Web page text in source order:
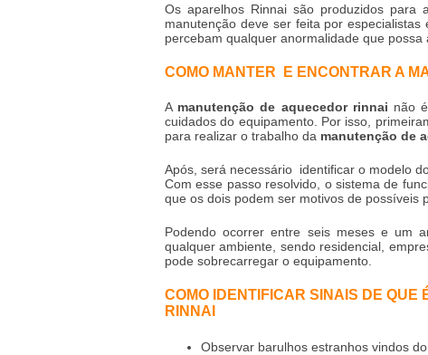
Os aparelhos Rinnai são produzidos para
manutenção deve ser feita por
percebam qualquer anormalidade que possa
COMO MANTER E ENCONTRAR A
A manutenção de aquecedor rinnai não
cuidados do equipamento. Por isso,
para realizar o trabalho da manutenção de
Após, será necessário identificar o modelo
Com esse passo resolvido, o sistema de
que os dois podem ser motivos de possíveis
Podendo ocorrer entre seis meses e um
qualquer ambiente, sendo residencial,
pode sobrecarregar o equipamento.
COMO IDENTIFICAR SINAIS DE QUE
RINNAI
Observar barulhos estranhos vindos